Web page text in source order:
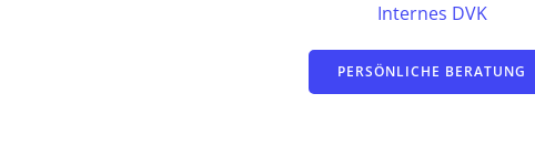
Internes DVK
PERSÖNLICHE BERATUNG